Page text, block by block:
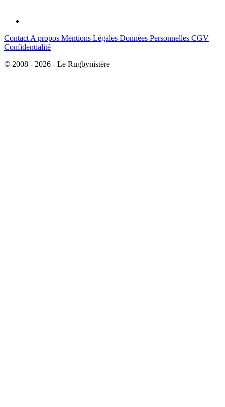
Contact A propos Mentions Légales Données Personnelles CGV
Confidentialité
© 2008 - 2026 - Le Rugbynistère